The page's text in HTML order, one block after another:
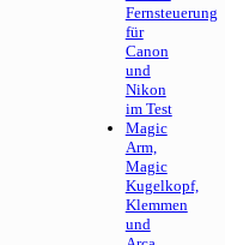
Fernsteuerung
für
Canon
und
Nikon
im Test
Magic
Arm,
Magic
Kugelkopf,
Klemmen
und